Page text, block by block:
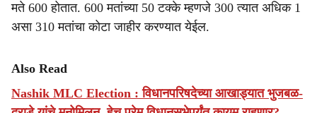
मते 600 होतात. 600 मतांच्या 50 टक्के म्हणजे 300 त्यात अधिक 1
असा 310 मतांचा कोटा जाहीर करण्यात येईल.
Also Read
Nashik MLC Election : विधानपरिषदेच्या आखाड्यात भुजबळ-